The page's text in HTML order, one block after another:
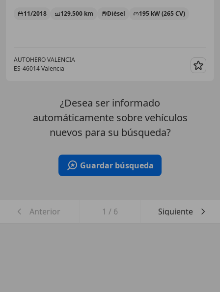
11/2018 129.500 km Diésel 195 kW (265 CV)
AUTOHERO VALENCIA
ES-46014 Valencia
¿Desea ser informado
automáticamente sobre vehículos
nuevos para su búsqueda?
Guardar búsqueda
Anterior 1 / 6 Siguiente